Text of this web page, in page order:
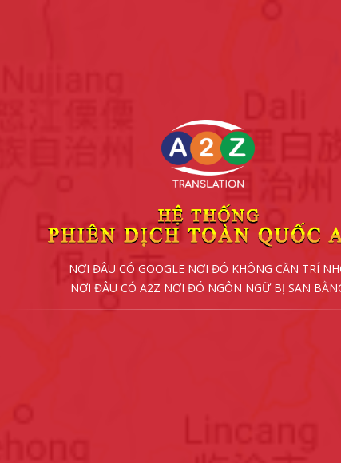
NƠI ĐÂU CÓ GOOGLE NƠI ĐÓ KHÔNG CẦN TRÍ
NƠI ĐÂU CÓ A2Z NƠI ĐÓ NGÔN NGỮ BỊ SAN